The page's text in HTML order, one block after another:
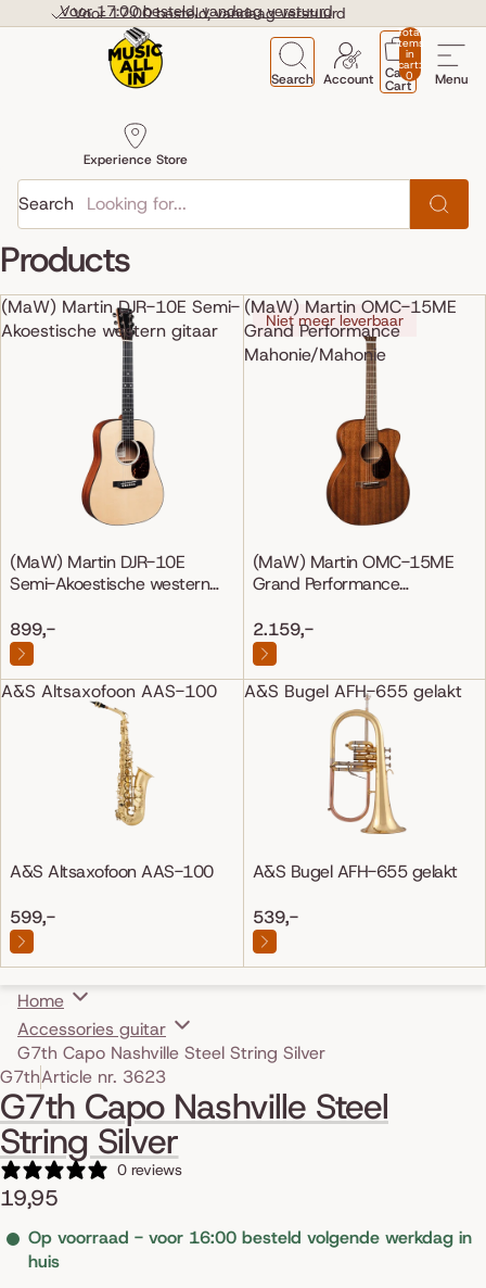
Voor 17:00 besteld, vandaag verstuurd
Voor 17:00 besteld, vandaag verstuurd
Menu
Search
Experience Store
Account
Total
items
in
cart:
0
Cart
Cart
Search
Products
(MaW) Martin DJR-10E Semi-
Akoestische western gitaar
(MaW) Martin DJR-10E
Semi-Akoestische western
899,-
(MaW) Martin OMC-15ME
Grand Performance
Mahonie/Mahonie
Niet meer leverbaar
(MaW) Martin OMC-15ME
Grand Performance
2.159,-
A&S Altsaxofoon AAS-100
A&S Altsaxofoon AAS-100
599,-
A&S Bugel AFH-655 gelakt
A&S Bugel AFH-655 gelakt
539,-
Home
Accessories guitar
G7th Capo Nashville Steel String Silver
Skip to product information
G7thArticle nr. 3623
G7th Capo Nashville Steel
String Silver
0 reviews
19,95
Op voorraad - voor 16:00 besteld volgende werkdag in
huis